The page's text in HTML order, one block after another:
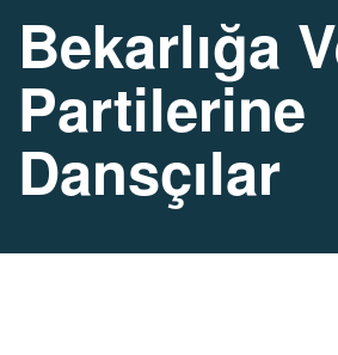
Bekarlığa
Partilerine
Dansçılar